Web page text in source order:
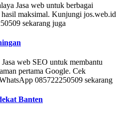
Jasa web untuk berbagai
maksimal. Kunjungi jos.web.id
sekarang juga
web SEO untuk membantu
pertama Google. Cek
085722250509 sekarang
Banten